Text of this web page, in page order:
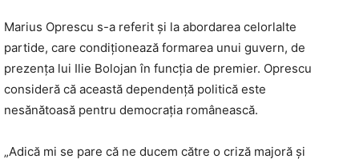
Marius Oprescu s-a referit şi la abordarea celorlalte
partide, care condiționează formarea unui guvern, de
prezența lui Ilie Bolojan în funcția de premier. Oprescu
consideră că această dependență politică este
nesănătoasă pentru democrația românească.
„Adică mi se pare că ne ducem către o criză majoră și